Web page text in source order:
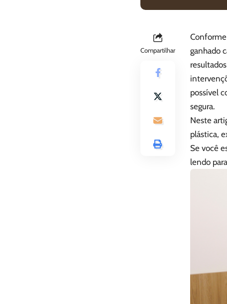
Compartilhar
ganhado
possível
segura.
Neste
plástica,
Se você
lendo